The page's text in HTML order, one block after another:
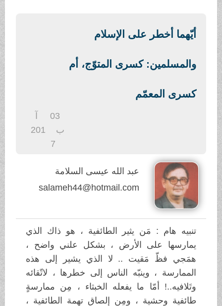
أيّهما أخطر على الإسلام
والمسلمين: كسرى المتوّج، أم
كسرى المعمّم
201
عبد الله عيسى السلامة
salameh44@hotmail.com
تنبيه هام : مَن يثير الطائفية ، هو ذاك الذي
يمارسها على الأرض ، بشكل علني واضح ،
همَجي فظّ مَقيت .. لا الذي يشير إلى هذه
الممارسة ، وينبّه الناس إلى خطرها ، لاتّقائه
وتَلافيه..! أمّا ما يفعله الخبثاء ، مِن ممارسةٍ
طائفية وحشية ، ومِن إلصاق تهمة الطائفية ،